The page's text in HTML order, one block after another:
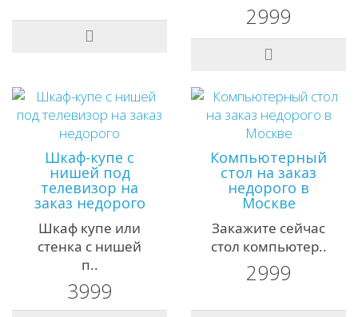
2999
Шкаф-купе с
нишей под
телевизор на
заказ недорого
Шкаф купе или
стенка с нишей
п..
3999
Компьютерный
стол на заказ
недорого в
Москве
Закажите сейчас
стол компьютер..
2999